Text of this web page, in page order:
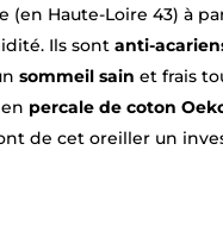
(en Haute-Loire 43) à
Ils sont anti-
sommeil sain et frais
percale de coton
de cet oreiller un